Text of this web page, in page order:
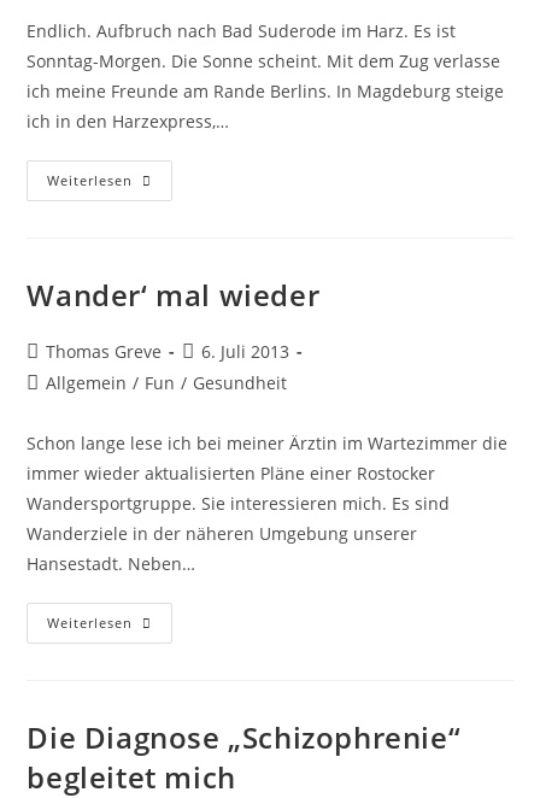
Endlich. Aufbruch nach Bad Suderode im Harz. Es ist
Sonntag-Morgen. Die Sonne scheint. Mit dem Zug verlasse
ich meine Freunde am Rande Berlins. In Magdeburg steige
ich in den Harzexpress,…
Weiterlesen Aktiv
Sein
Wander‘ mal wieder
Beitrags-
Autor:
Thomas Greve
Beitrag
veröffentlicht:
6. Juli 2013
Beitrags-
Allgemein / Fun / Gesundheit
Schon lange lese ich bei meiner Ärztin im Wartezimmer die
immer wieder aktualisierten Pläne einer Rostocker
Wandersportgruppe. Sie interessieren mich. Es sind
Wanderziele in der näheren Umgebung unserer
Hansestadt. Neben…
Weiterlesen Wander‘
Mal
Die Diagnose „Schizophrenie“
begleitet mich